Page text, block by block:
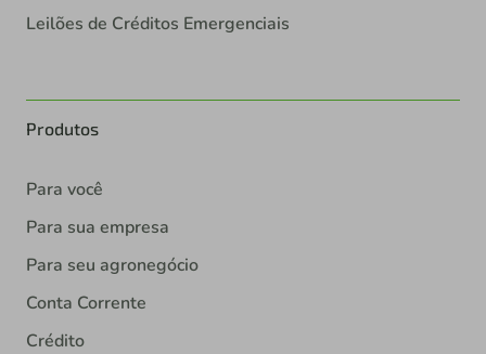
Leilões de Créditos Emergenciais
Produtos
Para você
Para sua empresa
Para seu agronegócio
Conta Corrente
Crédito